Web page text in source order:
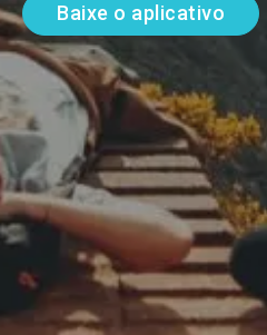
Baixe o aplicativo